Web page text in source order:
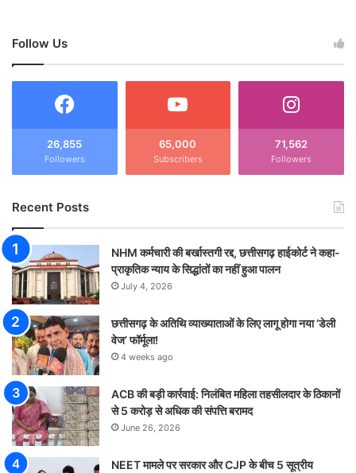
Follow Us
26,855
Followers
65,000
Subscribers
71,562
Followers
Recent Posts
NHM कर्मचारी की बर्खास्तगी रद्द, छत्तीसगढ़ हाईकोर्ट ने कहा-
प्राकृतिक न्याय के सिद्धांतों का नहीं हुआ पालन
July 4, 2026
छत्तीसगढ़ के अतिथि व्याख्याताओं के लिए लागू होगा नया ‘डेली
वेज’ फॉर्मूला!
4 weeks ago
ACB की बड़ी कार्रवाई: निलंबित महिला तहसीलदार के ठिकानों
से 5 करोड़ से अधिक की संपत्ति बरामद
June 26, 2026
NEET मामले पर सरकार और CJP के बीच 5 सूत्रीय